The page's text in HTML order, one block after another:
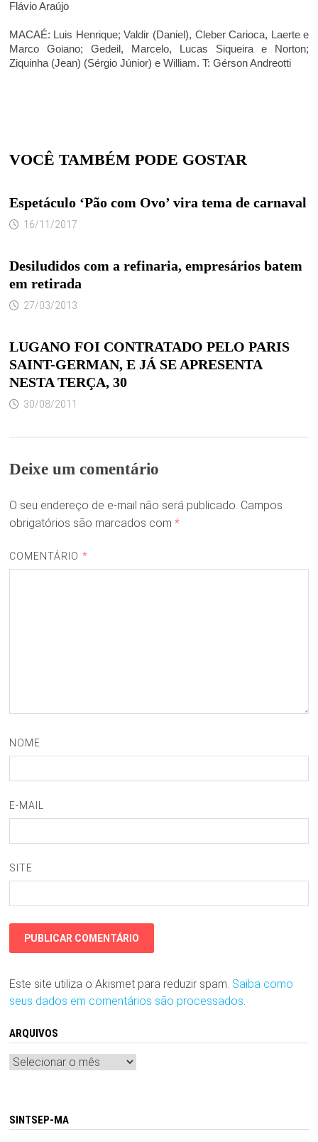
Flávio Araújo
MACAÉ: Luis Henrique; Valdir (Daniel), Cleber Carioca, Laerte e
Marco Goiano; Gedeil, Marcelo, Lucas Siqueira e Norton;
Ziquinha (Jean) (Sérgio Júnior) e William. T: Gérson Andreotti
VOCÊ TAMBÉM PODE GOSTAR
Espetáculo ‘Pão com Ovo’ vira tema de carnaval
16/11/2017
Desiludidos com a refinaria, empresários batem
em retirada
27/03/2013
LUGANO FOI CONTRATADO PELO PARIS
SAINT-GERMAN, E JÁ SE APRESENTA
NESTA TERÇA, 30
30/08/2011
Deixe um comentário
O seu endereço de e-mail não será publicado. Campos
obrigatórios são marcados com *
COMENTÁRIO *
NOME
E-MAIL
SITE
Este site utiliza o Akismet para reduzir spam. Saiba como
seus dados em comentários são processados.
ARQUIVOS
Arquivos
SINTSEP-MA